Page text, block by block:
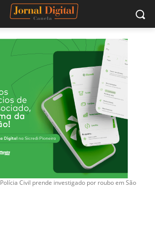
Polícia Civil prende investigado por roubo em São